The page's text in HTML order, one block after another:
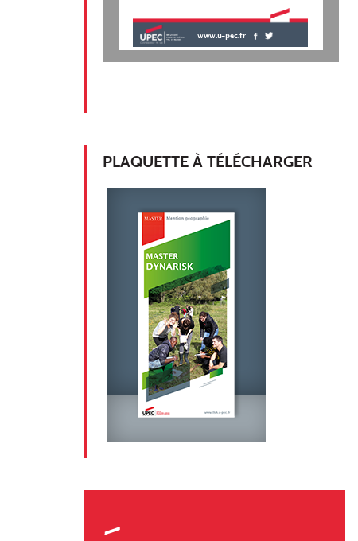
www.u-pec.fr
PLAQUETTE À TÉLÉCHARGER